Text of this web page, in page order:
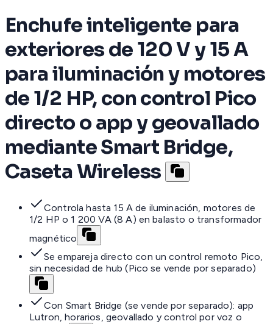
Enchufe inteligente para
exteriores de 120 V y 15 A
para iluminación y motores
de 1/2 HP, con control Pico
directo o app y geovallado
mediante Smart Bridge,
Caseta Wireless
Controla hasta 15 A de iluminación, motores de
1/2 HP o 1 200 VA (8 A) en balasto o transformador
magnético
Se empareja directo con un control remoto Pico,
sin necesidad de hub (Pico se vende por separado)
Con Smart Bridge (se vende por separado): app
Lutron, horarios, geovallado y control por voz o